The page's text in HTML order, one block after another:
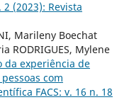
2 (2023): Revista
Marileny Boechat
RODRIGUES, Mylene
da experiência de
com
FACS: v. 16 n. 18